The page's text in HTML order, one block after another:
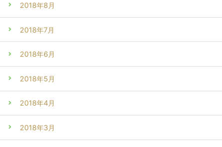
2018年8月
2018年7月
2018年6月
2018年5月
2018年4月
2018年3月